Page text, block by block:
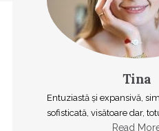
Tina
Entuziastă şi expansivă,
sofisticată, visătoare dar,
Read